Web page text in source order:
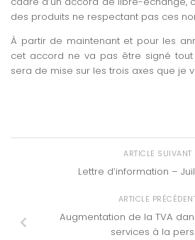
des produits ne respectant pas ces
À partir de maintenant et pour les
cet accord ne va pas être signé
sera de mise sur les trois axes que je
ARTICLE SUIVANT
Lettre d’information –
ARTICLE
Augmentation de la TVA
services à la